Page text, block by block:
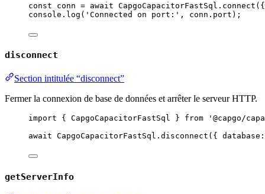
const
conn = await CapgoCapacitorFastSql. connect
console. log ( 'Connected on port:' , conn.port);
disconnect
Section intitulée “disconnect”
Fermer la connexion de base de données et arrêter le serveur HTTP.
import { CapgoCapacitorFastSql } from
'@capgo/
await CapgoCapacitorFastSql. disconnect ({
getServerInfo